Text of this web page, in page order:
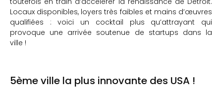
Locaux disponibles, loyers très faibles et mains d’œuvres
qualifiées : voici un cocktail plus qu’attrayant qui
provoque une arrivée soutenue de startups dans la
ville !
5ème ville la plus innovante des USA !